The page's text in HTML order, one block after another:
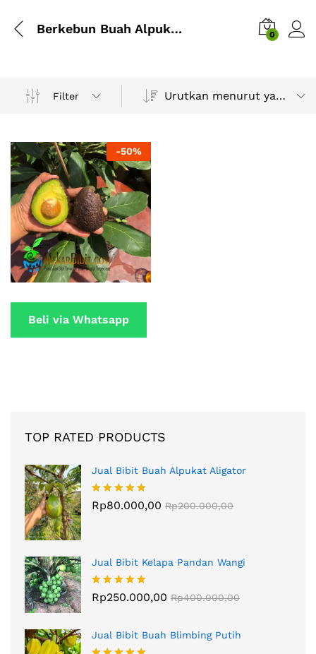
Berkebun Buah Alpukat Hass 0
Filter Urutkan menurut yang terbaru
-50%
Beli via Whatsapp
TOP RATED PRODUCTS
Jual Bibit Buah Alpukat Aligator
Dinilai5.00
dari 5
Rp80.000,00 Rp200.000,00
Jual Bibit Kelapa Pandan Wangi
Dinilai 5.00
dari 5
Rp250.000,00 Rp400.000,00
Jual Bibit Buah Blimbing Putih